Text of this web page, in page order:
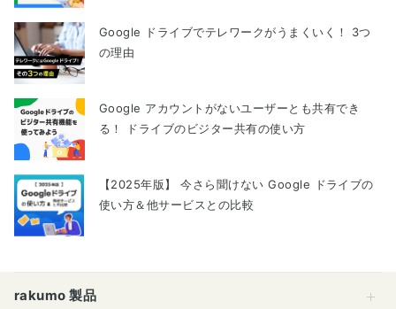
Google ドライブでテレワークがうまくいく！ 3つ
の理由
Google アカウントがないユーザーとも共有でき
る！ ドライブのビジター共有の使い方
【2025年版】 今さら聞けない Google ドライブの
使い方＆他サービスとの比較
rakumo 製品